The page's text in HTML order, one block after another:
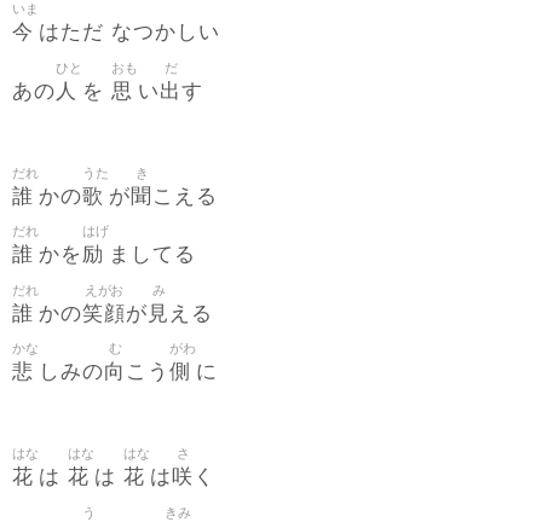
今
いま
はただ なつかしい
あの 人
ひと
を 思
おも
い出
だ
す
誰
だれ
かの歌
うた
が聞
き
こえる
誰
だれ
かを励
はげ
ましてる
誰
だれ
かの笑顔
えがお
が 見
み
える
悲
かな
しみの向
む
こう 側
がわ
に
花
はな
は 花
はな
は 花
はな
は咲
さ
く
う きみ